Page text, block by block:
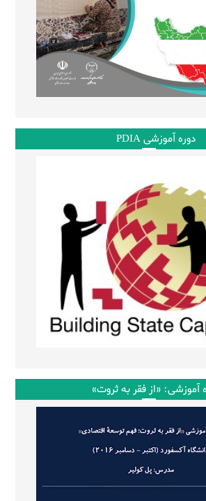
دوره آموزشی PDIA
آموزشی: «از فقر به ثروت»